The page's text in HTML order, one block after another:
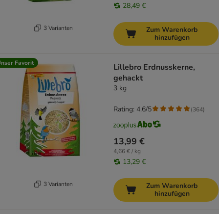
3 Varianten
28,49 €
Zum Warenkorb
hinzufügen
Favorit
3 Varianten
Lillebro Erdnusskerne,
gehackt
3 kg
13,99 €
4,66 € / kg
13,29 €
Rating: 4.6/5 (364)
Zum Warenkorb
hinzufügen